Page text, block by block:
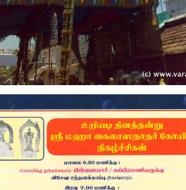
The Uriyadi pot suspended during the festival